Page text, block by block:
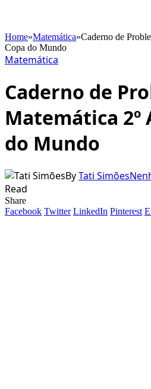
Home»Matemática»Caderno de
Copa do Mundo
Matemática
Caderno de
Matemática 2º
do Mundo
ByTati Simões
Read
Share
Facebook Twitter LinkedIn Pinterest